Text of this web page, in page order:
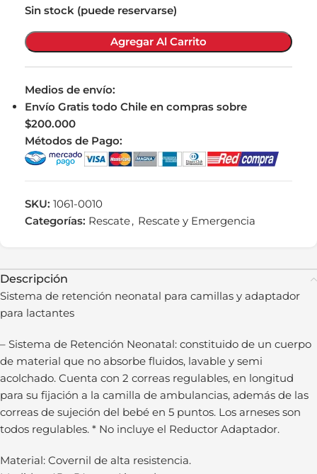
Sin stock (puede reservarse)
Agregar Al Carrito
Medios de envío:
Envío Gratis todo Chile en compras sobre
$200.000
Métodos de Pago:
SKU: 1061-0010
Categorías: Rescate, Rescate y Emergencia
Descripción
Sistema de retención neonatal para camillas y adaptador
para lactantes
– Sistema de Retención Neonatal: constituido de un cuerpo
de material que no absorbe fluidos, lavable y semi
acolchado. Cuenta con 2 correas regulables, en longitud
para su fijación a la camilla de ambulancias, además de las
correas de sujeción del bebé en 5 puntos. Los arneses son
todos regulables. * No incluye el Reductor Adaptador.
Material: Covernil de alta resistencia.